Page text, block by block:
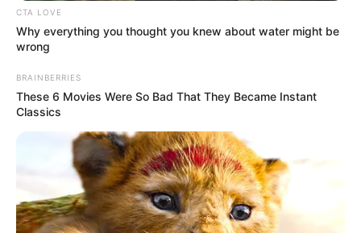
CTA LOVE
Why everything you thought you knew about water might be
wrong
BRAINBERRIES
These 6 Movies Were So Bad That They Became Instant
Classics